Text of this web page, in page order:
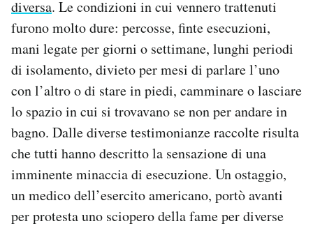
diversa. Le condizioni in cui vennero trattenuti
furono molto dure: percosse, finte esecuzioni,
mani legate per giorni o settimane, lunghi periodi
di isolamento, divieto per mesi di parlare l’uno
con l’altro o di stare in piedi, camminare o lasciare
lo spazio in cui si trovavano se non per andare in
bagno. Dalle diverse testimonianze raccolte risulta
che tutti hanno descritto la sensazione di una
imminente minaccia di esecuzione. Un ostaggio,
un medico dell’esercito americano, portò avanti
per protesta uno sciopero della fame per diverse